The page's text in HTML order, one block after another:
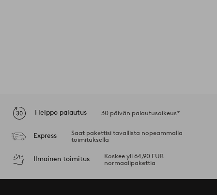
Helppo palautus 30 päivän palautusoikeus*
Express
Saat pakettisi tavallista nopeammalla
toimituksella
Ilmainen toimitus
Koskee yli 64,90 EUR
normaalipakettia